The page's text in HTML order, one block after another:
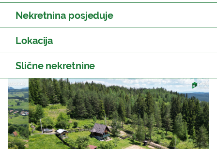
Nekretnina posjeduje
Lokacija
Slične nekretnine